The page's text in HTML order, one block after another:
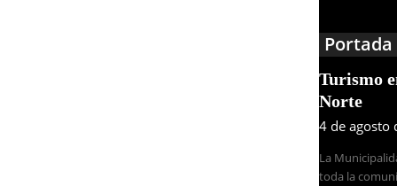
Portada
Turismo
Norte
4 de agosto
La
toda la